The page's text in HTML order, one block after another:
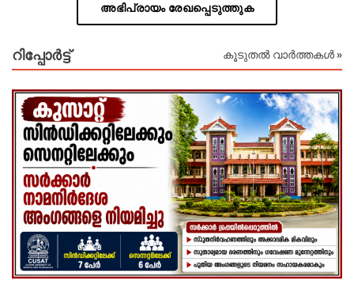
അഭിപ്രായം രേഖപ്പെടുത്തുക
റിപ്പോര്‍ട്ട് കൂടുതൽ വാർത്തകൾ »